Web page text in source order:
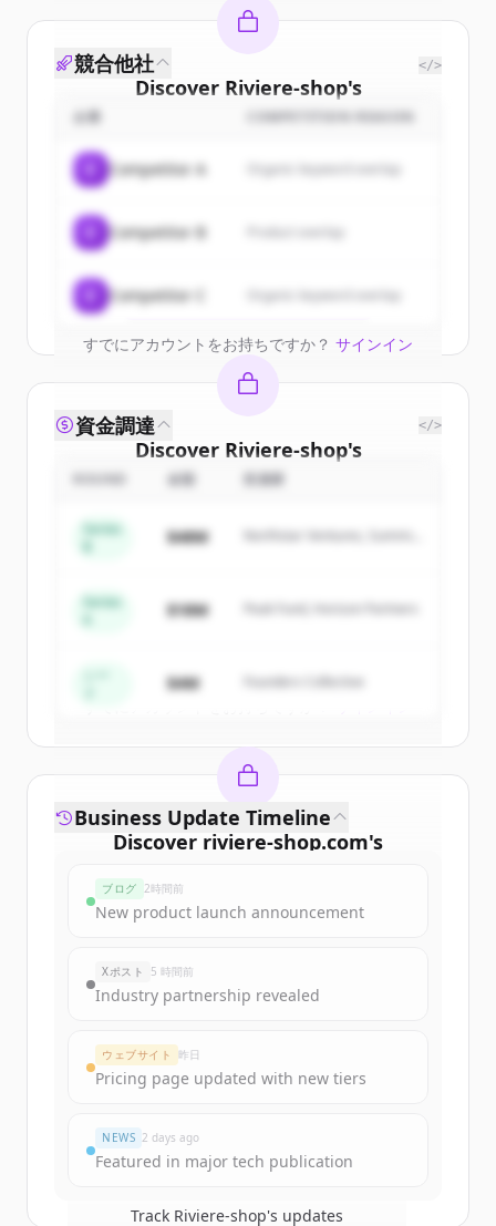
Discover Riviere-shop's
customers
Sign up for free to view all
of Riviere-shop.
New accounts include trial credits to
get started.
Create Free Account
すでにアカウントをお持ちですか？ サインイン
競合他社 </>
企業 COMPETITION REASON
Competitor A Organic keyword overlap
Competitor B
Competitor C Organic keyword overlap
Discover Riviere-shop's
competitors
Sign up for free to view all
ofRiviere-shop.
get started.
すでにアカウントをお持ちですか？
資金調達 </>
金額 投資家
Series
$48M
Northstar Ventures, Summit
Series
$18M Peak Fund, Horizon Partners
$4M Founders Collective
Discover riviere-shop.com's
Sign up for free to view allfunding
New accounts include trial credits to
get started.
Create Free Account
Business Update Timeline
ブログ 2時間前
New product launch announcement
Xポスト 5 時間前
Industry partnership revealed
ウェブサイト 昨日
Pricing page updated with new tiers
NEWS 2 days ago
Featured in major tech publication
Track Riviere-shop's updates